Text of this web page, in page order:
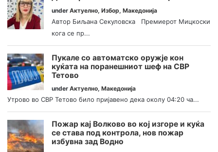
under Актуелно, Избор, Македонија
Автор Биљана Секуловска Премиерот Мицкоски
кога се пр...
Пукале со автоматско оружје кон
куќата на поранешниот шеф на СВР
Тетово
under Актуелно, Македонија
Утрово во СВР Тетово било пријавено дека околу 04:20 ча...
Пожар кај Волково во кој изгоре и куќа
се става под контрола, нов пожар
избувна зад Водно